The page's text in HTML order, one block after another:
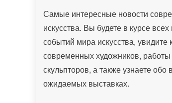
Самые интересные новости
искусства. Вы будете в курсе
событий мира искусства, увидите
современных художников,
скульпторов, а также узнаете обо
ожидаемых выставках.